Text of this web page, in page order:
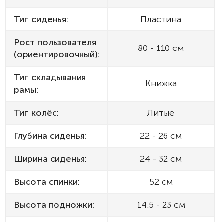
Тип сиденья: Пластина
Рост пользователя
(ориентировочный):
80 - 110 см
Тип складывания
рамы:
Книжка
Тип колёс: Литые
Глубина сиденья: 22 - 26 см
Ширина сиденья: 24 - 32 см
Высота спинки: 52 см
Высота подножки: 14.5 - 23 см